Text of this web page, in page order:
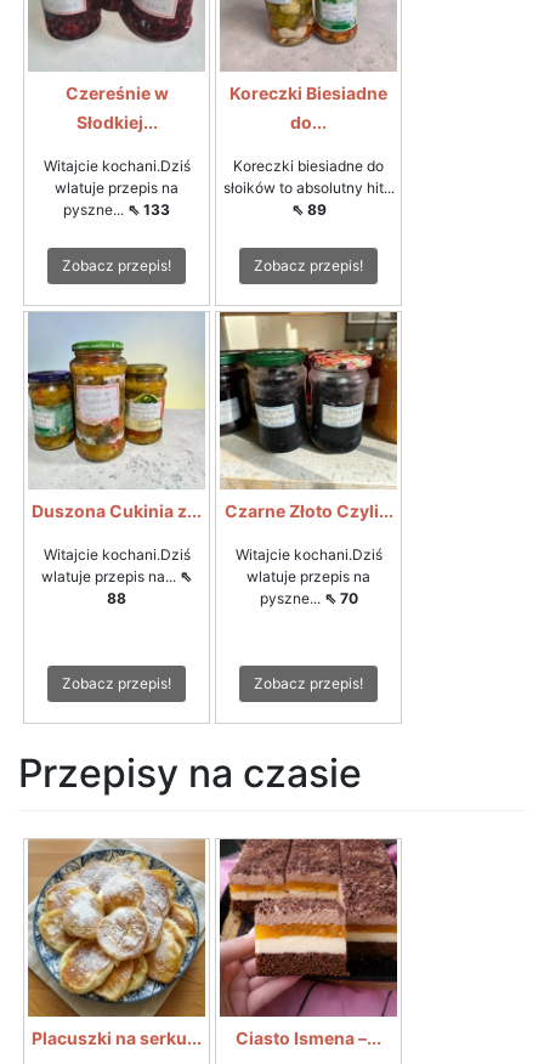
Czereśnie w
Słodkiej...
Witajcie kochani.Dziś
wlatuje przepis na
pyszne... ⇖ 133
Zobacz przepis!
Koreczki Biesiadne
do...
Koreczki biesiadne do
słoików to absolutny hit...
⇖ 89
Zobacz przepis!
Duszona Cukinia z...
Witajcie kochani.Dziś
wlatuje przepis na... ⇖
88
Zobacz przepis!
Czarne Złoto Czyli...
Witajcie kochani.Dziś
wlatuje przepis na
pyszne... ⇖ 70
Zobacz przepis!
Przepisy na czasie
Placuszki na serku... Ciasto Ismena –...